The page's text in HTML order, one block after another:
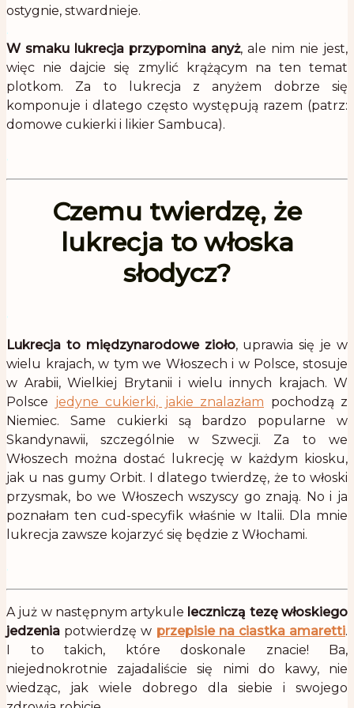
ostygnie, stwardnieje.
.
W smaku lukrecja przypomina anyż, ale nim nie jest,
więc nie dajcie się zmylić krążącym na ten temat
plotkom. Za to lukrecja z anyżem dobrze się
komponuje i dlatego często występują razem (patrz:
domowe cukierki i likier Sambuca).
.
Czemu twierdzę, że
lukrecja to włoska
słodycz?
.
Lukrecja to międzynarodowe zioło, uprawia się je w
wielu krajach, w tym we Włoszech i w Polsce, stosuje
w Arabii, Wielkiej Brytanii i wielu innych krajach. W
Polsce jedyne cukierki, jakie znalazłam pochodzą z
Niemiec. Same cukierki są bardzo popularne w
Skandynawii, szczególnie w Szwecji. Za to we
Włoszech można dostać lukrecję w każdym kiosku,
jak u nas gumy Orbit. I dlatego twierdzę, że to włoski
przysmak, bo we Włoszech wszyscy go znają. No i ja
poznałam ten cud-specyfik właśnie w Italii. Dla mnie
lukrecja zawsze kojarzyć się będzie z Włochami.
.
A już w następnym artykule leczniczą tezę włoskiego
jedzenia potwierdzę w przepisie na ciastka amaretti.
I to takich, które doskonale znacie! Ba,
niejednokrotnie zajadaliście się nimi do kawy, nie
wiedząc, jak wiele dobrego dla siebie i swojego